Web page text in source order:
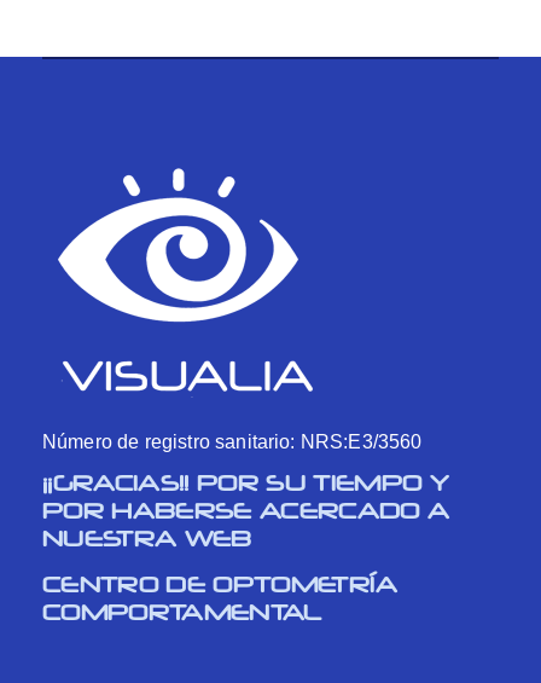
Número de registro sanitario: NRS:E3/3560
¡¡GRACIAS!! POR SU TIEMPO Y
POR HABERSE ACERCADO A
NUESTRA WEB
CENTRO DE OPTOMETRÍA
COMPORTAMENTAL